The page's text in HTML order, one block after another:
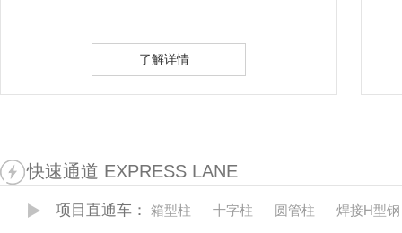
快速通道 EXPRESS LANE
项目直通车： 箱型柱 十字柱 圆管柱 焊接H型钢